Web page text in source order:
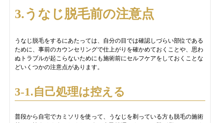
3.うなじ脱毛前の注意点
うなじ脱毛をするにあたっては、自分の目では確認しづらい部位である
ために、事前のカウンセリングで仕上がりを確かめておくことや、思わ
ぬトラブルが起こらないためにも施術前にセルフケアをしておくことな
どいくつかの注意点があります。
3-1.自己処理は控える
普段から自宅でカミソリを使って、うなじを剃っている方も脱毛の施術